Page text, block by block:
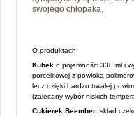
swojego chłopaka.
O produktach:
Kubek o pojemności 330 ml i
porcelitowej z powłoką
lecz dzięki bardzo trwałej
(zalecany wybór niskich
Cukierek Beember: skład